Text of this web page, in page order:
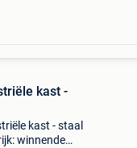
kast -
kast - staal
winnende